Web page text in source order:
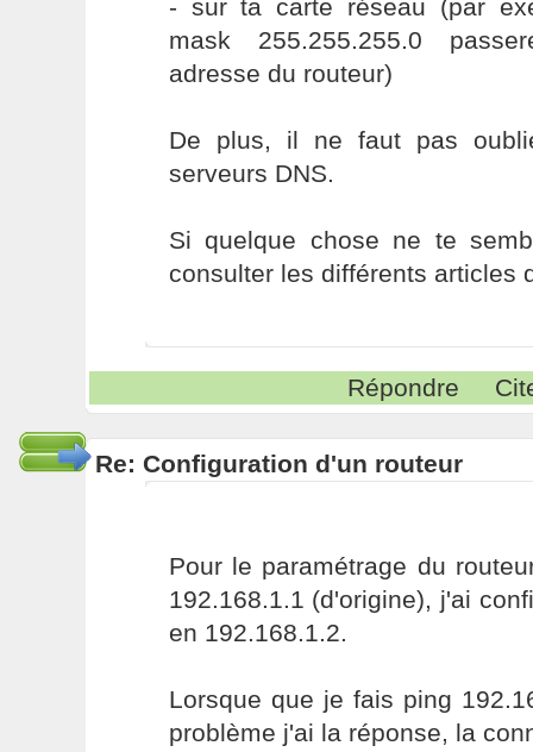
- sur ta carte réseau (par
mask 255.255.255.0
adresse du routeur)
De plus, il ne faut pas
serveurs DNS.
Si quelque chose ne te
consulter les différents articles
Répondre
Re: Configuration d'un routeur
Pour le paramétrage du
192.168.1.1 (d'origine), j'ai
en 192.168.1.2.
Lorsque que je fais ping
problème j'ai la réponse, la